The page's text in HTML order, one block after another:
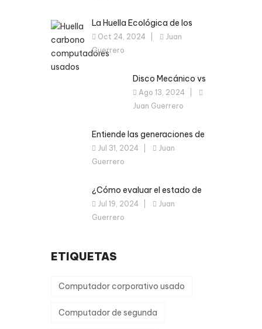
La Huella Ecológica de los
Computadores Usados
Oct 24, 2024
Juan
Guerrero
Disco Mecánico vs
Disco de Estado
Sólido: Optimiza tu
Ago 13, 2024
Juan Guerrero
Entiende las generaciones de
los procesadores
Jul 31, 2024
Juan
Guerrero
¿Cómo evaluar el estado de
un computador corporativo
usado?
Jul 19, 2024
Juan
Guerrero
ETIQUETAS
Computador corporativo usado
Computador de segunda